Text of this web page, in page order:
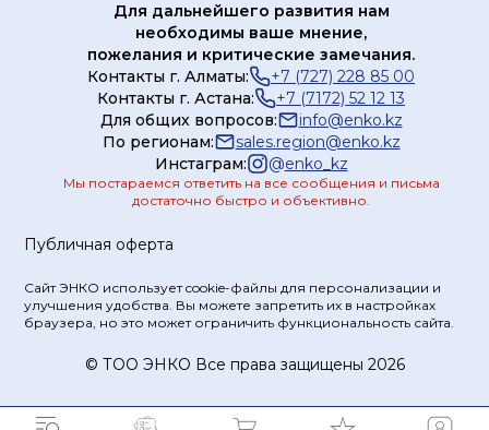
Публичная оферта
Сайт ЭНКО использует cookie-файлы для персонализации и
улучшения удобства. Вы можете запретить их в настройках
браузера, но это может ограничить функциональность сайта.
© ТOO ЭНКО Все права защищены 2026
Для дальнейшего развития нам
необходимы ваше мнение,
пожелания и критические замечания.
Контакты г. Алматы:
+7 (727) 228 85 00
Контакты г. Астана:
+7 (7172) 52 12 13
Для общих вопросов:
info@enko.kz
По регионам:
sales.region@enko.kz
Инстаграм:
@enko_kz
Мы постараемся ответить на все сообщения и письма
достаточно быстро и объективно.